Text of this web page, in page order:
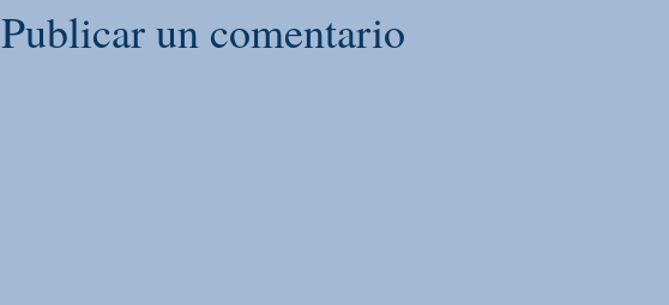
Publicar un comentario